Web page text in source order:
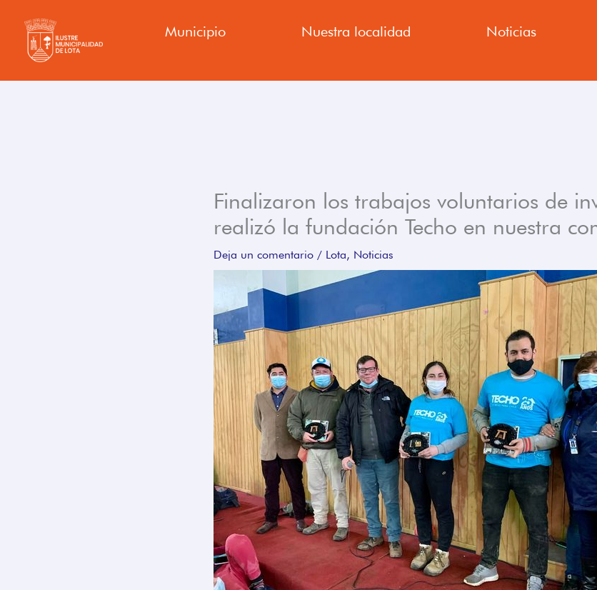
contenido
Municipio Nuestra localidad Noticias
Finalizaron los trabajos voluntarios de
realizó la fundación Techo en nuestra
Deja un comentario / Lota, Noticias